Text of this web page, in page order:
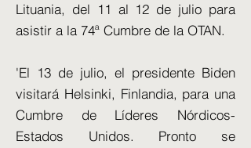
Lituania, del 11 al 12 de julio para
asistir a la 74ª Cumbre de la OTAN.
'El 13 de julio, el presidente Biden
visitará Helsinki, Finlandia, para una
Cumbre de Líderes Nórdicos-
Estados Unidos. Pronto se